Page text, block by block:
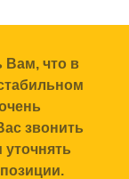
что в
звонить
уточнять